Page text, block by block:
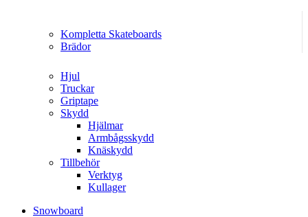
Kompletta Skateboards
Brädor
Hjul
Truckar
Griptape
Skydd
Hjälmar
Armbågsskydd
Knäskydd
Tillbehör
Verktyg
Kullager
Snowboard